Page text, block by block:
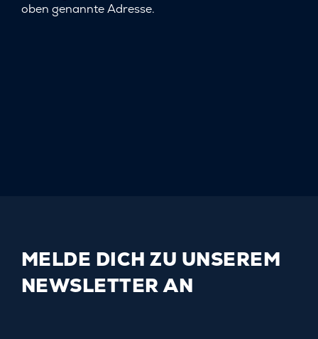
oben genannte Adresse.
MELDE DICH ZU UNSEREM
NEWSLETTER AN